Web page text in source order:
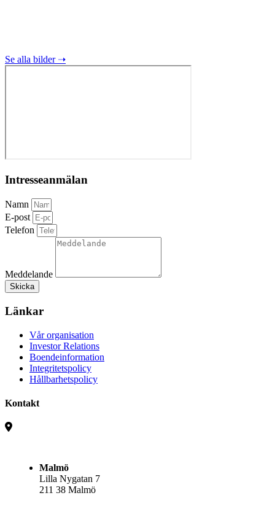
Se alla bilder ➝
Intresseanmälan
Namn
E-post
Telefon
Meddelande
Skicka
Länkar
Vår organisation
Investor Relations
Boendeinformation
Integritetspolicy
Hållbarhetspolicy
Kontakt
Malmö
Lilla Nygatan 7
211 38 Malmö